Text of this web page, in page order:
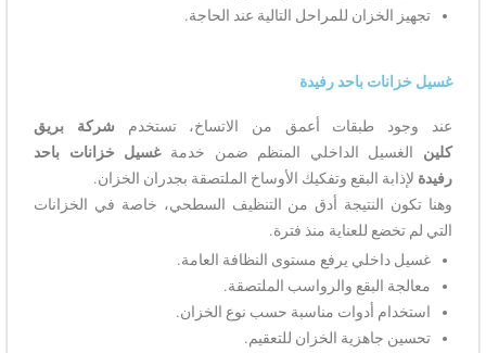
تجهيز الخزان للمراحل التالية عند الحاجة.
غسيل خزانات باحد رفيدة
عند وجود طبقات أعمق من الاتساخ، تستخدم شركة بريق
كلين الغسيل الداخلي المنظم ضمن خدمةغسيل خزانات باحد
رفيدة لإذابة البقع وتفكيك الأوساخ الملتصقة بجدران الخزان.
وهنا تكون النتيجة أدق من التنظيف السطحي، خاصة في الخزانات
التي لم تخضع للعناية منذ فترة.
غسيل داخلي يرفع مستوى النظافة العامة.
معالجة البقع والرواسب الملتصقة.
استخدام أدوات مناسبة حسب نوع الخزان.
تحسين جاهزية الخزان للتعقيم.